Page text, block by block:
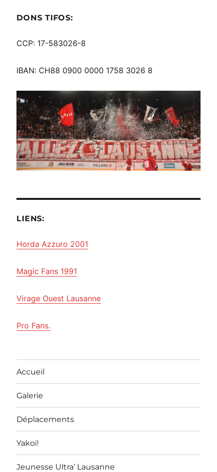
DONS TIFOS:
CCP: 17-583026-8
IBAN: CH88 0900 0000 1758 3026 8
LIENS:
Horda Azzuro 2001
Magic Fans 1991
Virage Ouest Lausanne
Pro Fans.
Accueil
Galerie
Déplacements
Yakoi!
Jeunesse Ultra’ Lausanne